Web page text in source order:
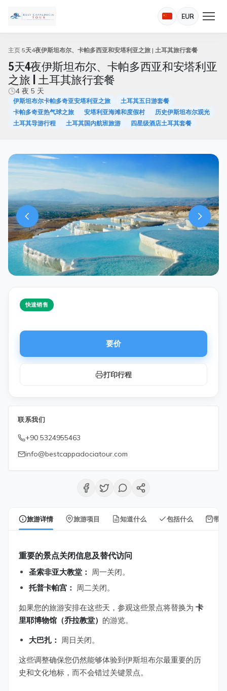
EUR
主页 5天4夜伊斯坦布尔、卡帕多西亚和安塔利亚之旅 | 土耳其旅行套餐
5天4夜伊斯坦布尔、卡帕多西亚和安塔利亚
之旅 | 土耳其旅行套餐
4 夜 5 天
伊斯坦布尔卡帕多奇亚安塔利亚之旅
土耳其五日游套餐
卡帕多奇亚热气球之旅
安塔利亚海滩和度假村
历史伊斯坦布尔观光
土耳其导游行程
土耳其国内航班旅游 四星级酒店土耳其套餐
旅游详情 旅游项目 知道什么 包括什么 带
重要的景点关闭信息及替代访问
圣索非亚大教堂： 周一关闭。
托普卡帕宫： 周二关闭。
如果您的旅游安排在这些天，参观这些景点将替换为 卡
里耶博物馆（乔拉教堂） 的游览。
大巴扎： 周日关闭。
这些调整确保您仍然能够体验到伊斯坦布尔最重要的历
史和文化地标，而不会错过关键景点。
快速销售
要价
打印行程
联系我们
+90 5324955463
info@bestcappadociatour.com